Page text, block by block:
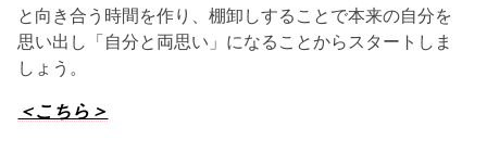
と向き合う時間を作り、棚卸しすることで本来の自分を
思い出し「自分と両思い」になることからスタートしま
しょう。
＜こちら＞